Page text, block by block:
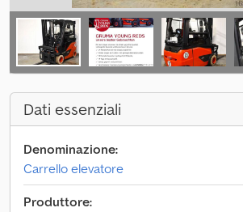
Dati essenziali
Denominazione:
Carrello elevatore
Produttore: